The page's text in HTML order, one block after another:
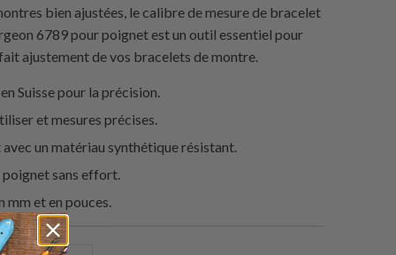
bien ajustées, le calibre de mesure de bracelet
6789 pour poignet est un outil essentiel pour
ajustement de vos bracelets de montre.
Suisse pour la précision.
et mesures précises.
un matériau synthétique résistant.
poignet sans effort.
mm et en pouces.